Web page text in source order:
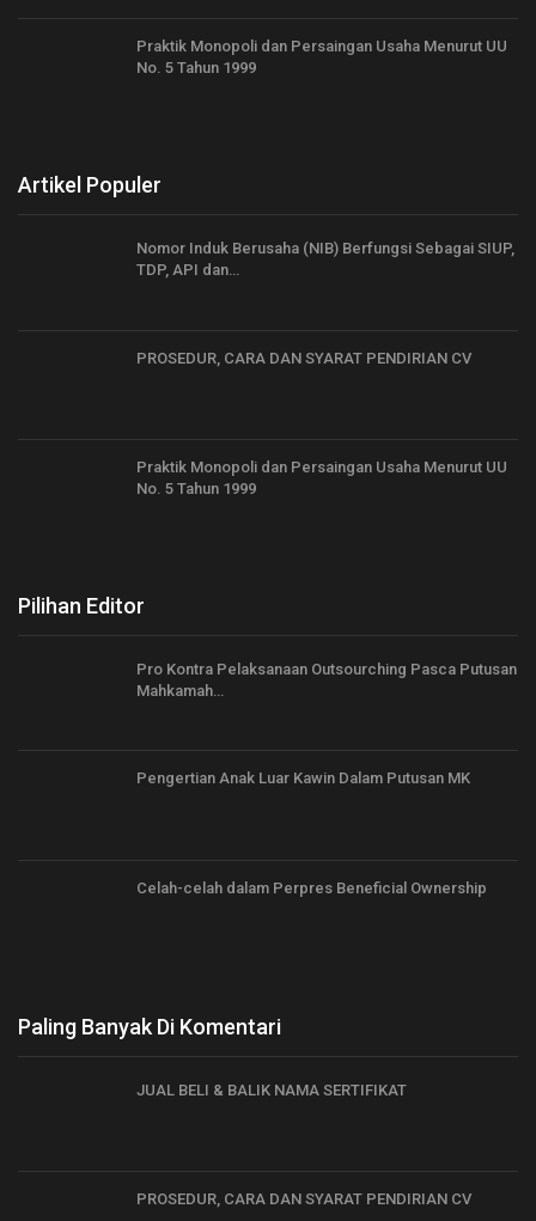
Praktik Monopoli dan Persaingan Usaha Menurut UU
No. 5 Tahun 1999
Artikel Populer
Nomor Induk Berusaha (NIB) Berfungsi Sebagai SIUP,
TDP, API dan…
PROSEDUR, CARA DAN SYARAT PENDIRIAN CV
Praktik Monopoli dan Persaingan Usaha Menurut UU
No. 5 Tahun 1999
Pilihan Editor
Pro Kontra Pelaksanaan Outsourching Pasca Putusan
Mahkamah…
Pengertian Anak Luar Kawin Dalam Putusan MK
Celah-celah dalam Perpres Beneficial Ownership
Paling Banyak Di Komentari
JUAL BELI & BALIK NAMA SERTIFIKAT
PROSEDUR, CARA DAN SYARAT PENDIRIAN CV